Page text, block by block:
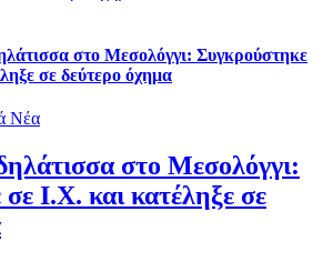
στο Μεσολόγγι: Συγκρούστηκε
σε δεύτερο όχημα
Νέα
στο Μεσολόγγι:
Ι.Χ. και κατέληξε σε